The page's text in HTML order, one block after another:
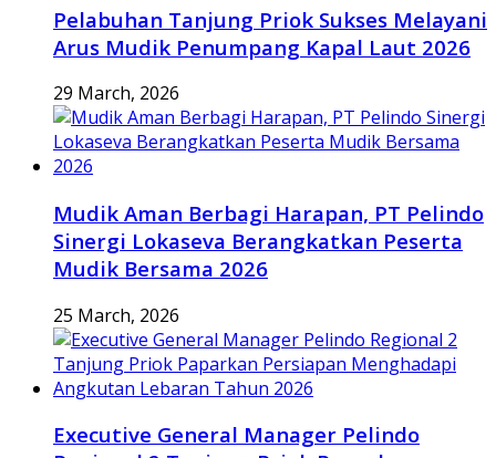
Pelabuhan Tanjung Priok Sukses Melayani
Arus Mudik Penumpang Kapal Laut 2026
29 March, 2026
Mudik Aman Berbagi Harapan, PT Pelindo
Sinergi Lokaseva Berangkatkan Peserta
Mudik Bersama 2026
25 March, 2026
Executive General Manager Pelindo